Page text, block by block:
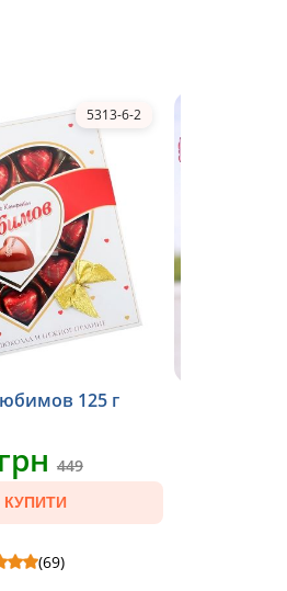
125 г
5313-6-2
449
КУПИТИ
(69)